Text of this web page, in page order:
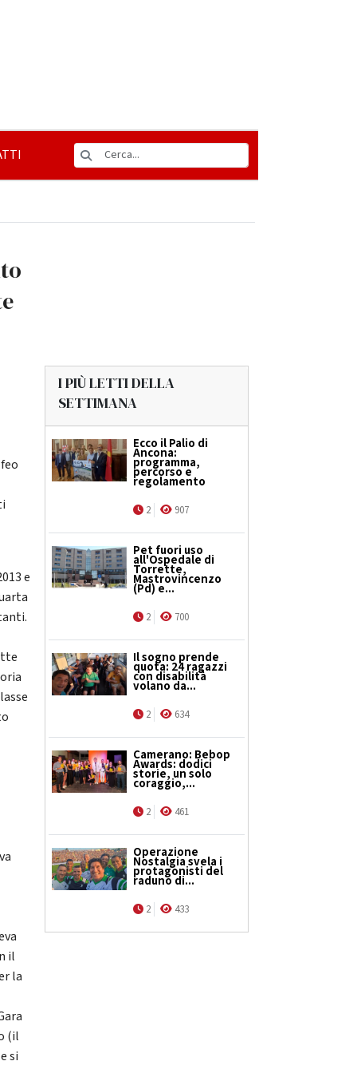
e
il
la
(il
si
I PIÙ LETTI DELLA
SETTIMANA
Ecco il Palio di
Ancona:
programma,
percorso e
regolamento
2 907
Pet fuori uso
all'Ospedale di
Torrette,
Mastrovincenzo
(Pd) e...
2 700
Il sogno prende
quota: 24 ragazzi
con disabilità
volano da...
2 634
Camerano: Bebop
Awards: dodici
storie, un solo
coraggio,...
2 461
Operazione
Nostalgia svela i
protagonisti del
raduno di...
2 433